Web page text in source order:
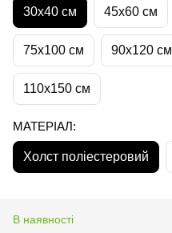
30х40 см 45х60 см
75х100 см 90х120 см
110х150 см
МАТЕРІАЛ:
Холст поліестеровий
В наявності